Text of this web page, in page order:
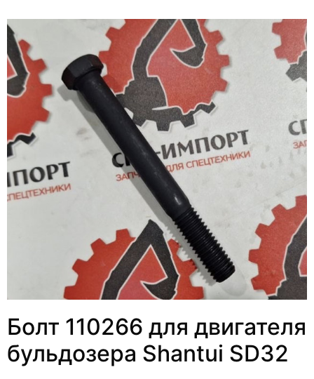
Болт 110266 для двигателя
бульдозера Shantui SD32